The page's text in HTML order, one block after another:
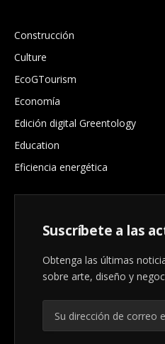
Construcción
Culture
EcoGTourism
Economía
Edición digital Greentology
Education
Eficiencia energética
Suscríbete a las
Obtenga las últimas
sobre arte, diseño y